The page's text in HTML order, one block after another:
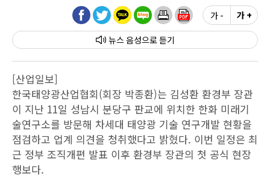
뉴스 음성
가 - 가 +
[산업일보]
한국태양광산업협회(회장 박종환)는 김성환 환경부 장관
이 지난 11일 성남시 분당구 판교에 위치한 한화 미래기
술연구소를 방문해 차세대 태양광 기술 연구개발 현황을
점검하고 업계 의견을 청취했다고 밝혔다. 이번 일정은 최
근 정부 조직개편 발표 이후 환경부 장관의 첫 공식 현장
행보다.